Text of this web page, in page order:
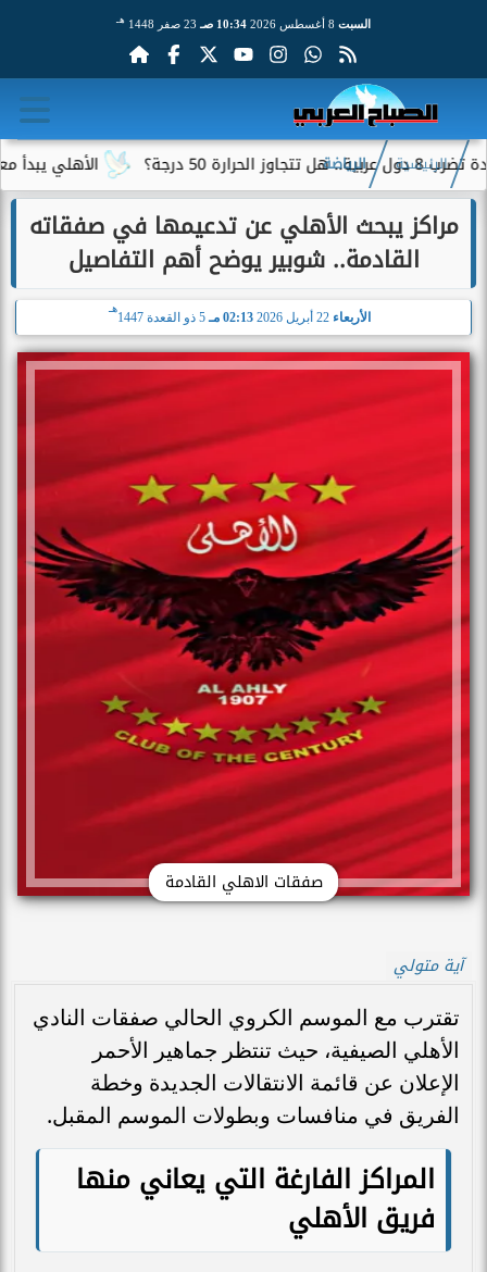
السبت 10:34 صـ 23 صفر 1448 هـ
الأهلي يبدأ معسكر الرئيسية الرياضة
مراكز يبحث الأهلي عن تدعيمها في صفقاته
القادمة.. شوبير يوضح أهم التفاصيل
الأربعاء 22 أبريل 2026 02:13 مـ 5 ذو القعدة 1447
هـ
صفقات الاهلي القادمة
آية متولي
تقترب مع الموسم الكروي الحالي صفقات النادي
الأهلي الصيفية، حيث تنتظر جماهير الأحمر
الإعلان عن قائمة الانتقالات الجديدة وخطة
الفريق في منافسات وبطولات الموسم المقبل.
المراكز الفارغة التي يعاني منها
فريق الأهلي